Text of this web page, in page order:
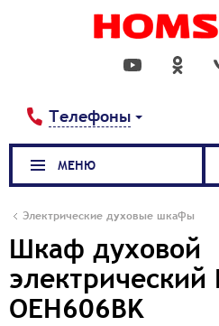
Телефоны
Электрические духовые шкафы
Шкаф духовой
электрический
OEH606BK
МЕНЮ